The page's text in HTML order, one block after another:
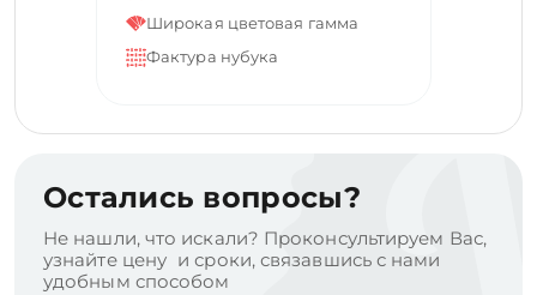
Широкая цветовая гамма
Фактура нубука
Остались вопросы?
Не нашли, что искали? Проконсультируем Вас,
узнайте цену и сроки, связавшись с нами
удобным способом